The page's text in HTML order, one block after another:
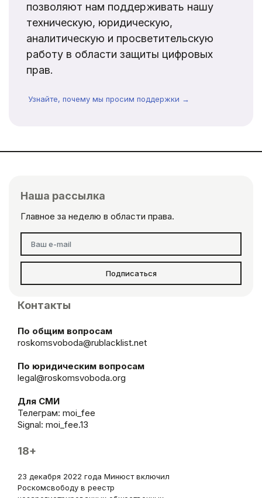
позволяют нам поддерживать нашу
техническую, юридическую,
аналитическую и просветительскую
работу в области защиты цифровых
прав.
Узнайте, почему мы просим поддержки →
Наша рассылка
Главное за неделю в области права.
Подписаться
Контакты
По общим вопросам
roskomsvoboda@rublacklist.net
По юридическим вопросам
legal@roskomsvoboda.org
Для СМИ
Телеграм: moi_fee
Signal: moi_fee.13
18+
23 декабря 2022 года Минюст включил
Роскомсвободу в реестр